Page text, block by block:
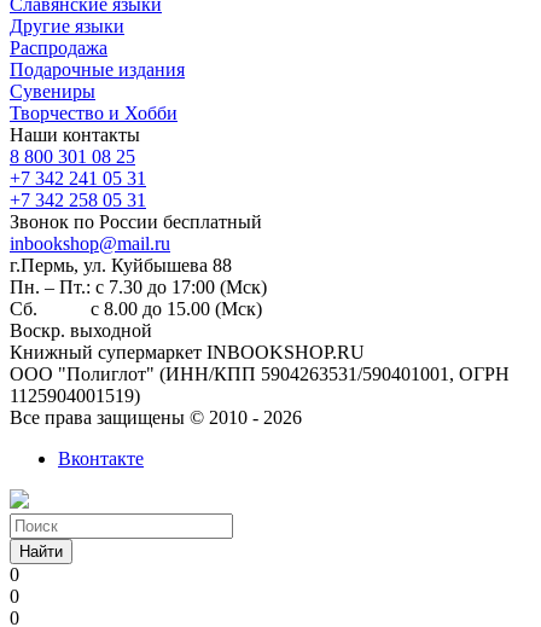
Другие языки
Распродажа
Подарочные издания
Сувениры
Творчество и Хобби
Наши контакты
8 800 301 08 25
+7 342 241 05 31
+7 342 258 05 31
Звонок по России бесплатный
inbookshop@mail.ru
г.Пермь, ул. Куйбышева 88
Пн. – Пт.: с 7.30 до 17:00 (Мск)
Сб. с 8.00 до 15.00 (Мск)
Воскр. выходной
Книжный супермаркет INBOOKSHOP.RU
ООО "Полиглот" (ИНН/КПП 5904263531/590401001, ОГРН
1125904001519)
Все права защищены © 2010 - 2026
Вконтакте
Найти
0
0
0